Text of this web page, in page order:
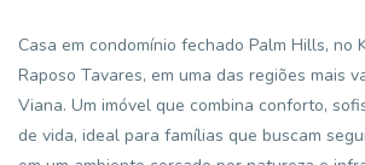
Casa em condomínio fechado Palm Hills, no
Raposo Tavares, em uma das regiões mais
Viana. Um imóvel que combina conforto,
de vida, ideal para famílias que buscam